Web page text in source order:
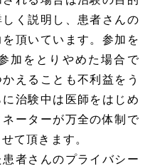
く説明し、患者さんの
頂いています。参加を
加をとりやめた場合で
えることも不利益をう
治験中は医師をはじめ
ーターが万全の体制で
て頂きます。
者さんのプライバシー